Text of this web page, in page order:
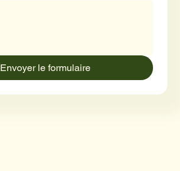
Envoyer le formulaire